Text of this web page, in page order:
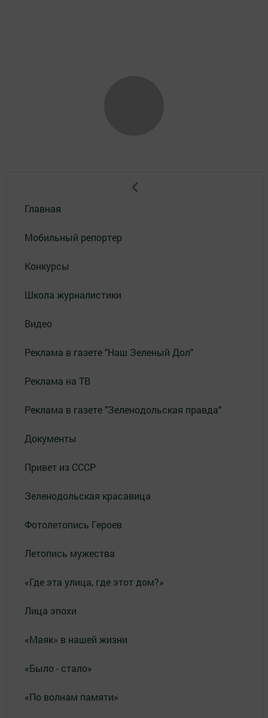
Главная
Мобильный репортер
Конкурсы
Школа журналистики
Видео
Реклама в газете "Наш Зеленый Дол"
Реклама на ТВ
Реклама в газете "Зеленодольская правда"
Документы
Привет из СССР
Зеленодольская красавица
Фотолетопись Героев
Летопись мужества
«Где эта улица, где этот дом?»
Лица эпохи
«Маяк» в нашей жизни
«Было - стало»
«По волнам памяти»